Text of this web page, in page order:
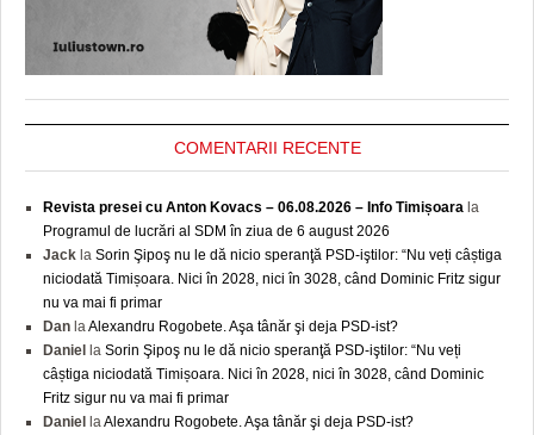
COMENTARII RECENTE
Revista presei cu Anton Kovacs – 06.08.2026 – Info Timișoara la
Programul de lucrări al SDM în ziua de 6 august 2026
Jack la Sorin Şipoş nu le dă nicio speranţă PSD-iştilor: “Nu veți câștiga
niciodată Timișoara. Nici în 2028, nici în 3028, când Dominic Fritz sigur
nu va mai fi primar
Dan la Alexandru Rogobete. Aşa tânăr şi deja PSD-ist?
Daniel la Sorin Şipoş nu le dă nicio speranţă PSD-iştilor: “Nu veți
câștiga niciodată Timișoara. Nici în 2028, nici în 3028, când Dominic
Fritz sigur nu va mai fi primar
Daniel la Alexandru Rogobete. Aşa tânăr şi deja PSD-ist?